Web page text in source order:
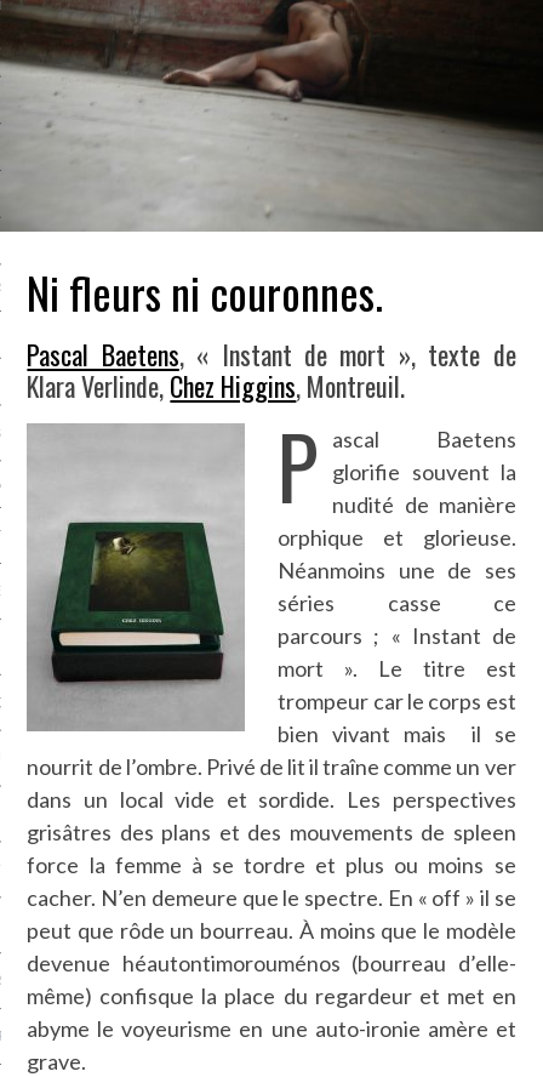
BONHEUR
GUERRE
EN VOD
Ni fleurs ni couronnes.
Pascal Baetens, « Instant de mort », texte de
Klara Verlinde,Chez Higgins, Montreuil.
P
ascal Baetens
glorifie souvent la
nudité de manière
orphique et glorieuse.
Néanmoins une de ses
séries casse ce
parcours ; « Instant de
mort ». Le titre est
trompeur car le corps est
bien vivant mais il se
nourrit de l’ombre. Privé de lit il traîne comme un ver
dans un local vide et sordide. Les perspectives
grisâtres des plans et des mouvements de spleen
force la femme à se tordre et plus ou moins se
cacher. N’en demeure que le spectre. En « off » il se
peut que rôde un bourreau. À moins que le modèle
devenue héautontimorouménos (bourreau d’elle-
même) confisque la place du regardeur et met en
abyme le voyeurisme en une auto-ironie amère et
grave.